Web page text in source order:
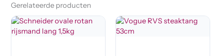
Gerelateerde producten